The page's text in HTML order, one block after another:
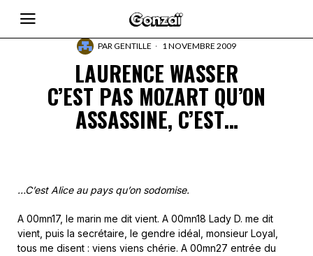
PARGENTILLE 1 NOVEMBRE 2009
LAURENCE WASSER
C’EST PAS MOZART QU’ON
ASSASSINE, C’EST…
…C’est Alice au pays qu’on sodomise.
A 00mn17, le marin me dit vient. A 00mn18 Lady D. me dit
vient, puis la secrétaire, le gendre idéal, monsieur Loyal,
tous me disent : viens viens chérie. A 00mn27 entrée du